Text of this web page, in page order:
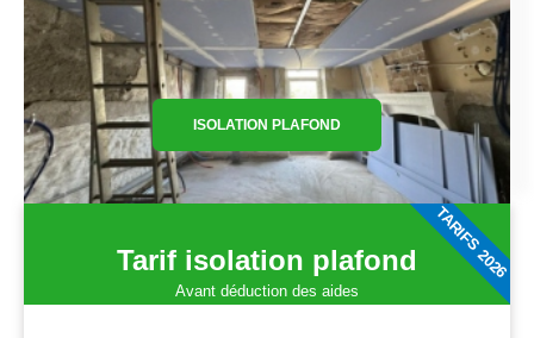
ISOLATION PLAFOND
Tarif isolation plafond
Avant déduction des aides
TARIFS 2026